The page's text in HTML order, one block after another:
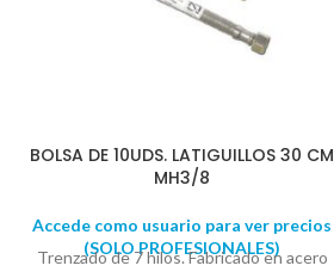
BOLSA DE 10UDS. LATIGUILLOS 30 CM
MH3/8
Accede como usuario para ver precios
(SOLO PROFESIONALES)
Trenzado de 7 hilos. Fabricado en acero